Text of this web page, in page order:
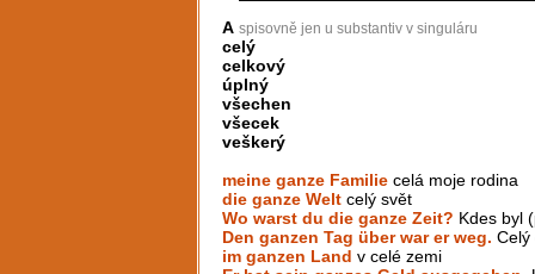
A spisovně jen u substantiv v singuláru
celý
celkový
úplný
všechen
všecek
veškerý
meine ganze Familie celá moje rodina
die ganze Welt celý svět
Wo warst du die ganze Zeit? Kdes byl
Den ganzen Tag über war er weg. Celý
im ganzen Land v celé zemi